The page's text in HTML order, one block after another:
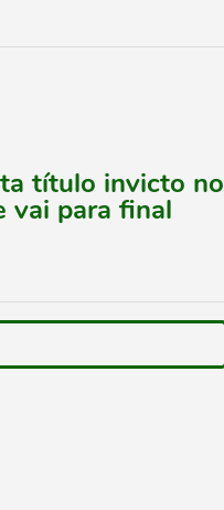
título invicto no
vai para final